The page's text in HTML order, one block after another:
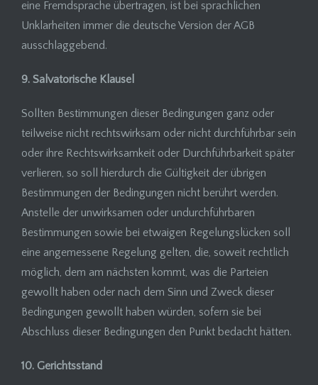
eine Fremdsprache übertragen, ist bei sprachlichen
Unklarheiten immer die deutsche Version der AGB
ausschlaggebend.
9. Salvatorische Klausel
Sollten Bestimmungen dieser Bedingungen ganz oder
teilweise nicht rechtswirksam oder nicht durchführbar sein
oder ihre Rechtswirksamkeit oder Durchführbarkeit später
verlieren, so soll hierdurch die Gültigkeit der übrigen
Bestimmungen der Bedingungen nicht berührt werden.
Anstelle der unwirksamen oder undurchführbaren
Bestimmungen sowie bei etwaigen Regelungslücken soll
eine angemessene Regelung gelten, die, soweit rechtlich
möglich, dem am nächsten kommt, was die Parteien
gewollt haben oder nach dem Sinn und Zweck dieser
Bedingungen gewollt haben würden, sofern sie bei
Abschluss dieser Bedingungen den Punkt bedacht hätten.
10. Gerichtsstand